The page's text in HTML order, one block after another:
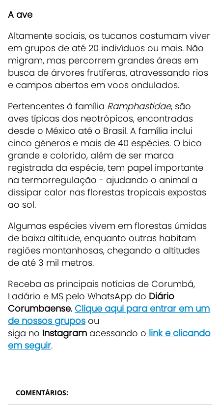
A ave
Altamente sociais, os tucanos costumam viver
em grupos de até 20 indivíduos ou mais. Não
migram, mas percorrem grandes áreas em
busca de árvores frutíferas, atravessando rios
e campos abertos em voos ondulados.
Pertencentes à família Ramphastidae, são
aves típicas dos neotrópicos, encontradas
desde o México até o Brasil. A família inclui
cinco gêneros e mais de 40 espécies. O bico
grande e colorido, além de ser marca
registrada da espécie, tem papel importante
na termorregulação - ajudando o animal a
dissipar calor nas florestas tropicais expostas
ao sol.
Algumas espécies vivem em florestas úmidas
de baixa altitude, enquanto outras habitam
regiões montanhosas, chegando a altitudes
de até 3 mil metros.
Receba as principais notícias de Corumbá,
Ladário e MS pelo WhatsApp do Diário
Corumbaense.Clique aqui para entrar em um
de nossos grupos ou
siga no Instagram acessando o link e clicando
em seguir.
COMENTÁRIOS: